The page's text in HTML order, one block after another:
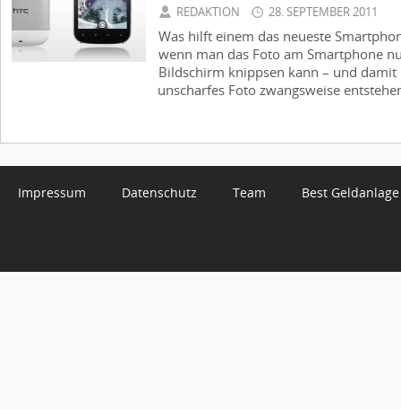
REDAKTION 28. SEPTEMBER 2011
Was hilft einem das neueste
wenn man das Foto am Smartphone
Bildschirm knippsen kann – und damit
unscharfes Foto zwangsweise
Impressum Datenschutz Team Best Geldanlage